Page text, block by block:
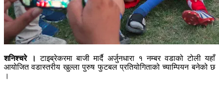
शनिश्चरे । टाइब्रेकरमा बाजी मार्दै अर्जुनधारा १ नम्बर वडाको टोली यहाँ
आयोजित वडास्तरीय खुल्ला पुरुष फुटबल प्रतियोगिताको च्याम्पियन बनेको छ
।